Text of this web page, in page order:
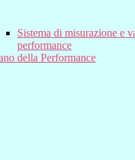
Sistema di misurazione e
performance
della Performance